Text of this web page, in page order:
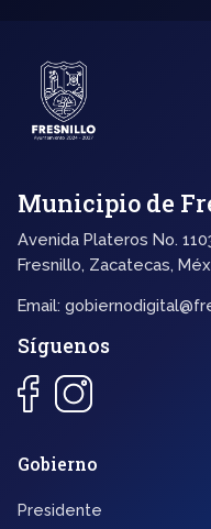
Municipio de
Avenida Plateros No.
Fresnillo, Zacatecas,
Email:
Síguenos
Gobierno
Presidente